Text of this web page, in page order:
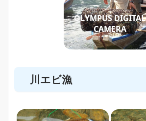
OLYMPUS DIGITAL
CAMERA
川エビ漁